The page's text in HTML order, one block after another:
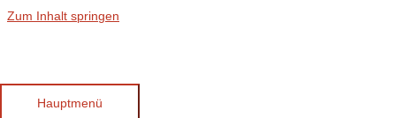
Zum Inhalt springen
Hauptmenü
Gottenheim